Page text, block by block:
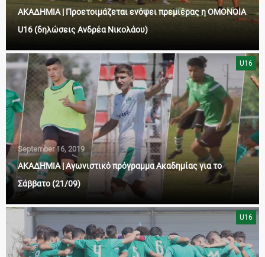
ΑΚΑΔΗΜΙΑ | Προετοιμάζεται ενόψει πρεμιέρας η ΟΜΟΝΟΙΑ
U16 (δηλώσεις Ανδρέα Νικολάου)
U16
September 16, 2019
ΑΚΑΔΗΜΙΑ | Αγωνιστικό πρόγραμμα Ακαδημίας για το
Σάββατο (21/09)
U16